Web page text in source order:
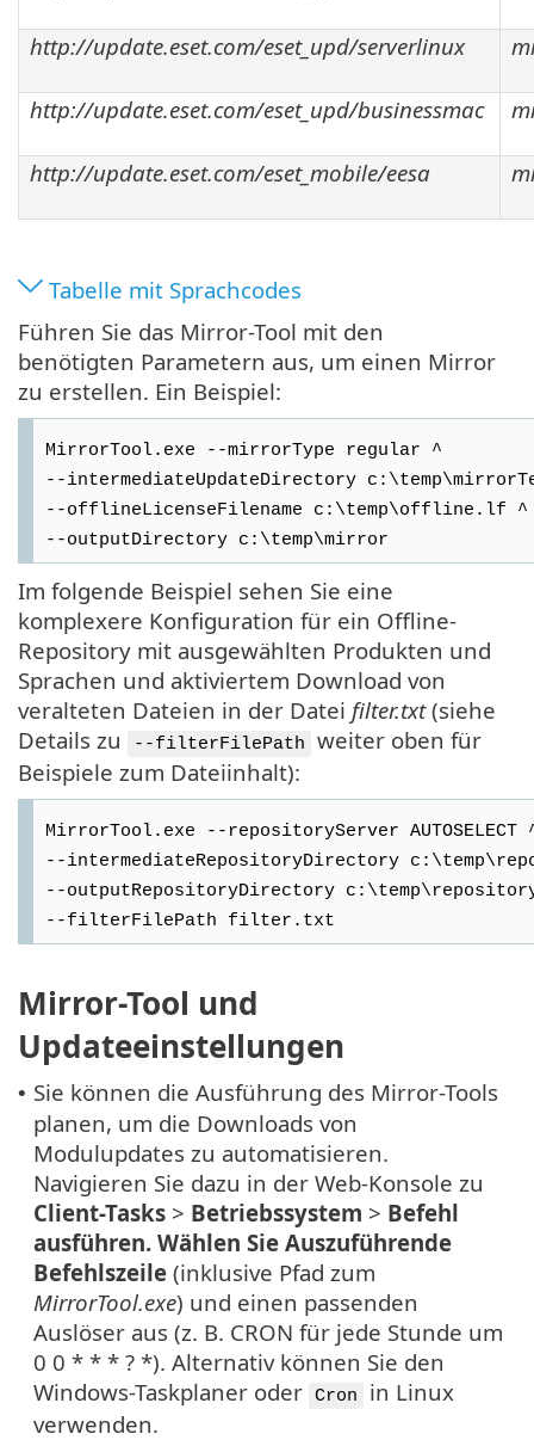
http://update.eset.com/eset_upd/serverlinux
http://update.eset.com/eset_upd/businessmac
http://update.eset.com/eset_mobile/eesa
Tabelle mit Sprachcodes
Führen Sie das Mirror-Tool mit den
benötigten Parametern aus, um einen Mirror
zu erstellen. Ein Beispiel:
MirrorTool.exe --mirrorType regular ^
--intermediateUpdateDirectory
--offlineLicenseFilename c:\temp\offline.lf ^
--outputDirectory c:\temp\mirror
Im folgende Beispiel sehen Sie eine
komplexere Konfiguration für ein Offline-
Repository mit ausgewählten Produkten und
Sprachen und aktiviertem Download von
veralteten Dateien in der Datei filter.txt(siehe
Details zu
--filterFilePath
weiter oben für
Beispiele zum Dateiinhalt):
MirrorTool.exe --repositoryServer AUTOSELECT
--intermediateRepositoryDirectory
--outputRepositoryDirectory
--filterFilePath filter.txt
Mirror-Tool und
Updateeinstellungen
• Sie können die Ausführung des Mirror-Tools
planen, um die Downloads von
Modulupdates zu automatisieren.
Navigieren Sie dazu in der Web-Konsole zu
Client-Tasks > Betriebssystem > Befehl
ausführen. Wählen Sie Auszuführende
Befehlszeile (inklusive Pfad zum
MirrorTool.exe) und einen passenden
Auslöser aus (z. B. CRON für jede Stunde um
0 0 * * * ? *). Alternativ können Sie den
Windows-Taskplaner oder
Cron
in Linux
verwenden.